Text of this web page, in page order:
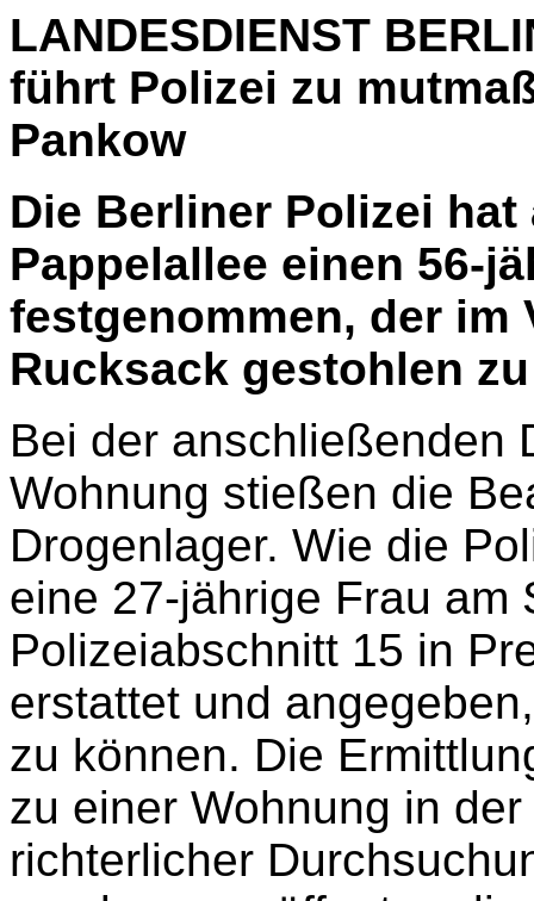
LANDESDIENST
führt Polizei zu
Pankow
Die Berliner Polizei
Pappelallee einen 56-
festgenommen, der im
Rucksack gestohlen
Bei der anschließenden
Wohnung stießen die
Drogenlager. Wie die
eine 27-jährige Frau am
Polizeiabschnitt 15 in
erstattet und
zu können. Die
zu einer Wohnung in
richterlicher